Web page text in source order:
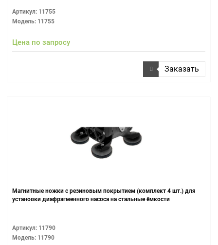
Артикул: 11755
Модель: 11755
Цена по запросу
Заказать
Магнитные ножки с резиновым покрытием (комплект 4 шт.) для
установки диафрагменного насоса на стальные ёмкости
Артикул: 11790
Модель: 11790